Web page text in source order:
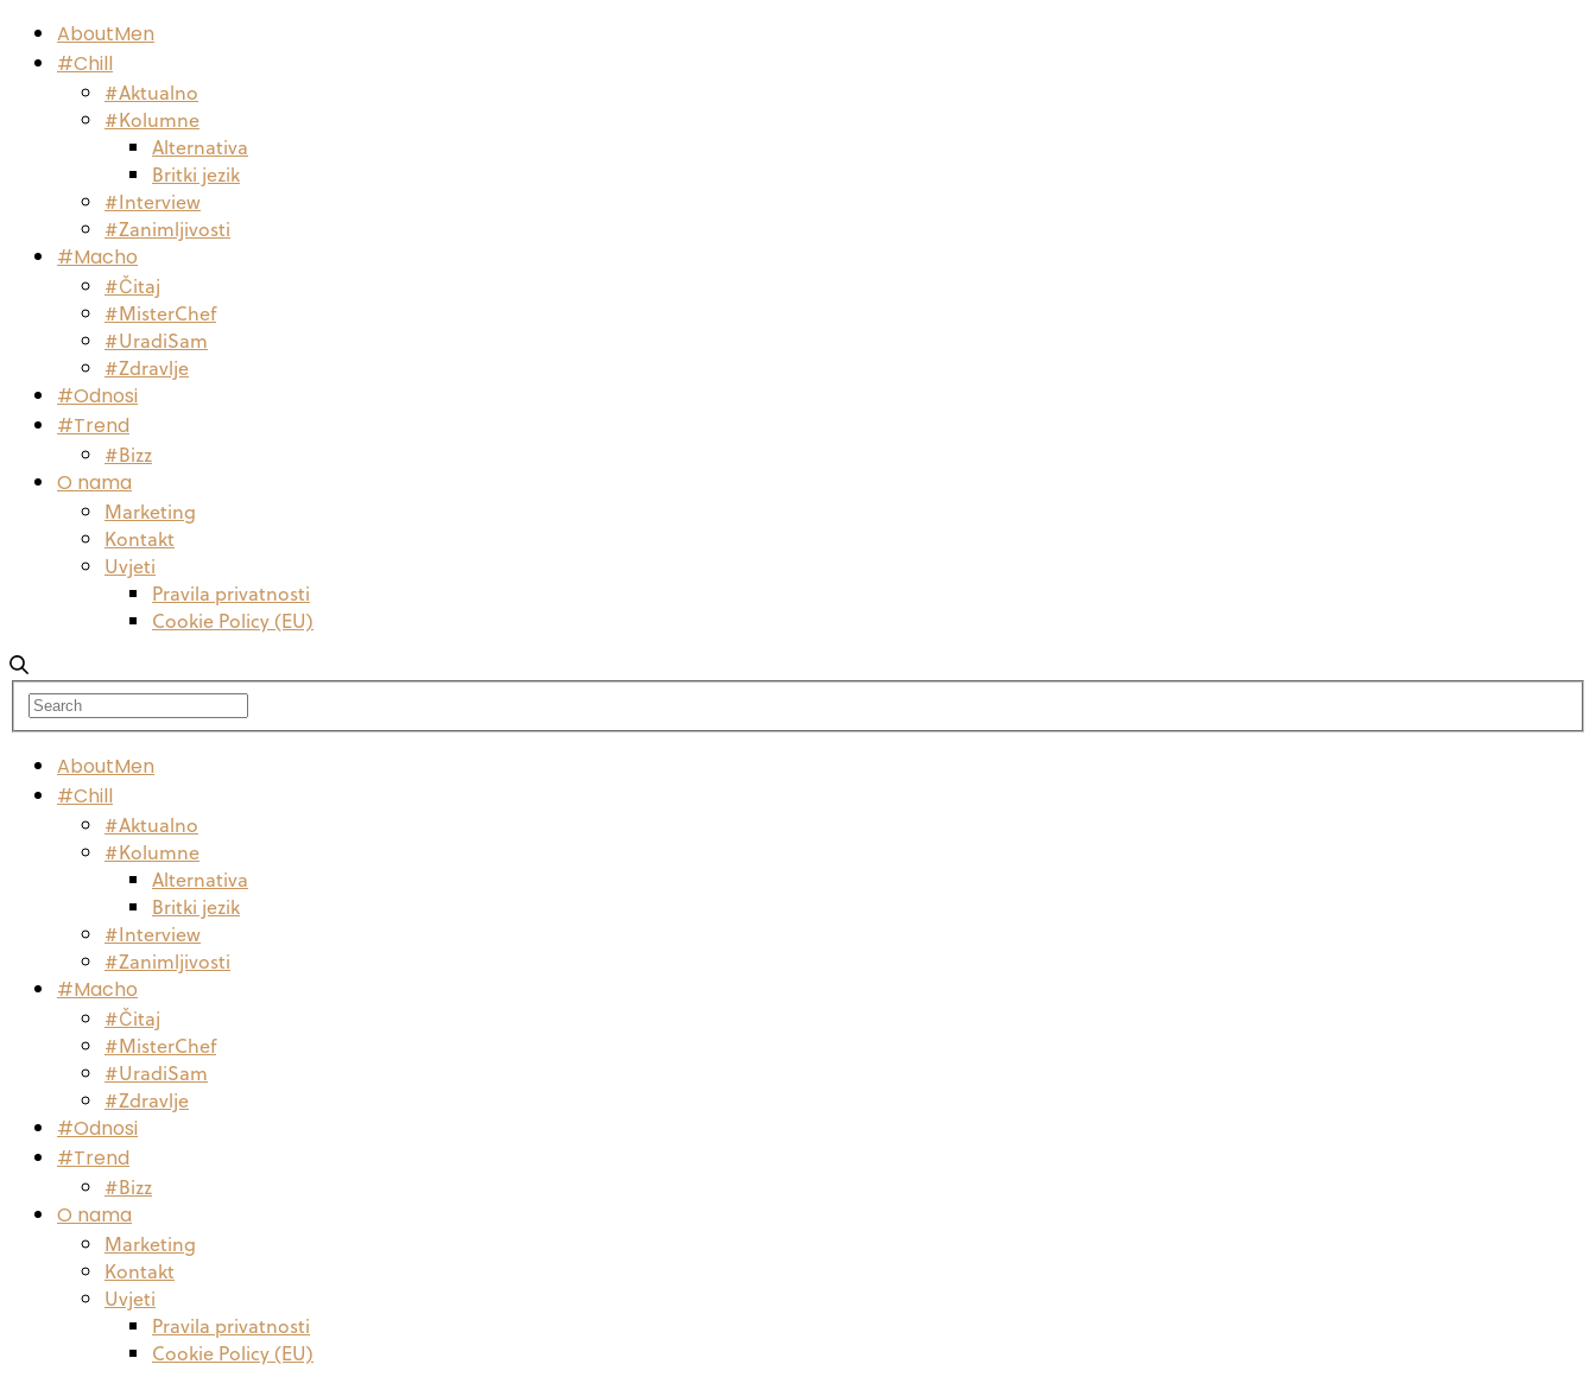
AboutMen
#Chill
#Aktualno
#Kolumne
Alternativa
Britki jezik
#Interview
#Zanimljivosti
#Macho
#Čitaj
#MisterChef
#UradiSam
#Zdravlje
#Odnosi
#Trend
#Bizz
O nama
Marketing
Kontakt
Uvjeti
Pravila privatnosti
Cookie Policy (EU)
AboutMen
#Chill
#Aktualno
#Kolumne
Alternativa
Britki jezik
#Interview
#Zanimljivosti
#Macho
#Čitaj
#MisterChef
#UradiSam
#Zdravlje
#Odnosi
#Trend
#Bizz
O nama
Marketing
Kontakt
Uvjeti
Pravila privatnosti
Cookie Policy (EU)